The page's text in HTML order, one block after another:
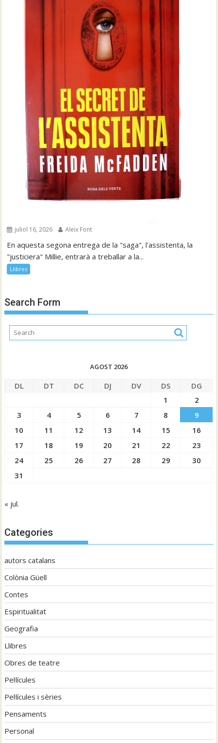
juliol 16, 2026 Aleix Font
En aquesta segona entrega de la "saga", l'assistenta, la
"justiciera" Millie, entrarà a treballar a la...
Llibres
Search Form
AGOST 2026
DL DT DC DJ DV DS
DG
1
2
3
4 5 6 7 8
9
10
11 12 13 14 15
16
17
18 19 20 21 22
23
24
25 26 27 28 29
30
31
« jul.
Categories
autors catalans
Colònia Güell
Contes
Espiritualitat
Geografia
Llibres
Obres de teatre
Pel·lícules
Pel·lícules i sèries
Pensaments
Personal